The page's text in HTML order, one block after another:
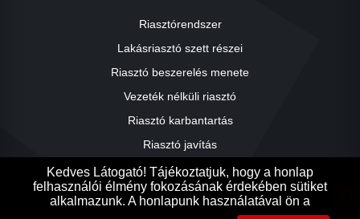
Riasztórendszer
Lakásriasztó szett részei
Riasztó beszerelés menete
Vezeték nélküli riasztó
Riasztó karbantartás
Riasztó javítás
Riasztók árai
Riasztó akció
Kedves Látogató! Tájékoztatjuk, hogy a honlap
felhasználói élmény fokozásának érdekében sütiket
alkalmazunk. A honlapunk használatával ön a